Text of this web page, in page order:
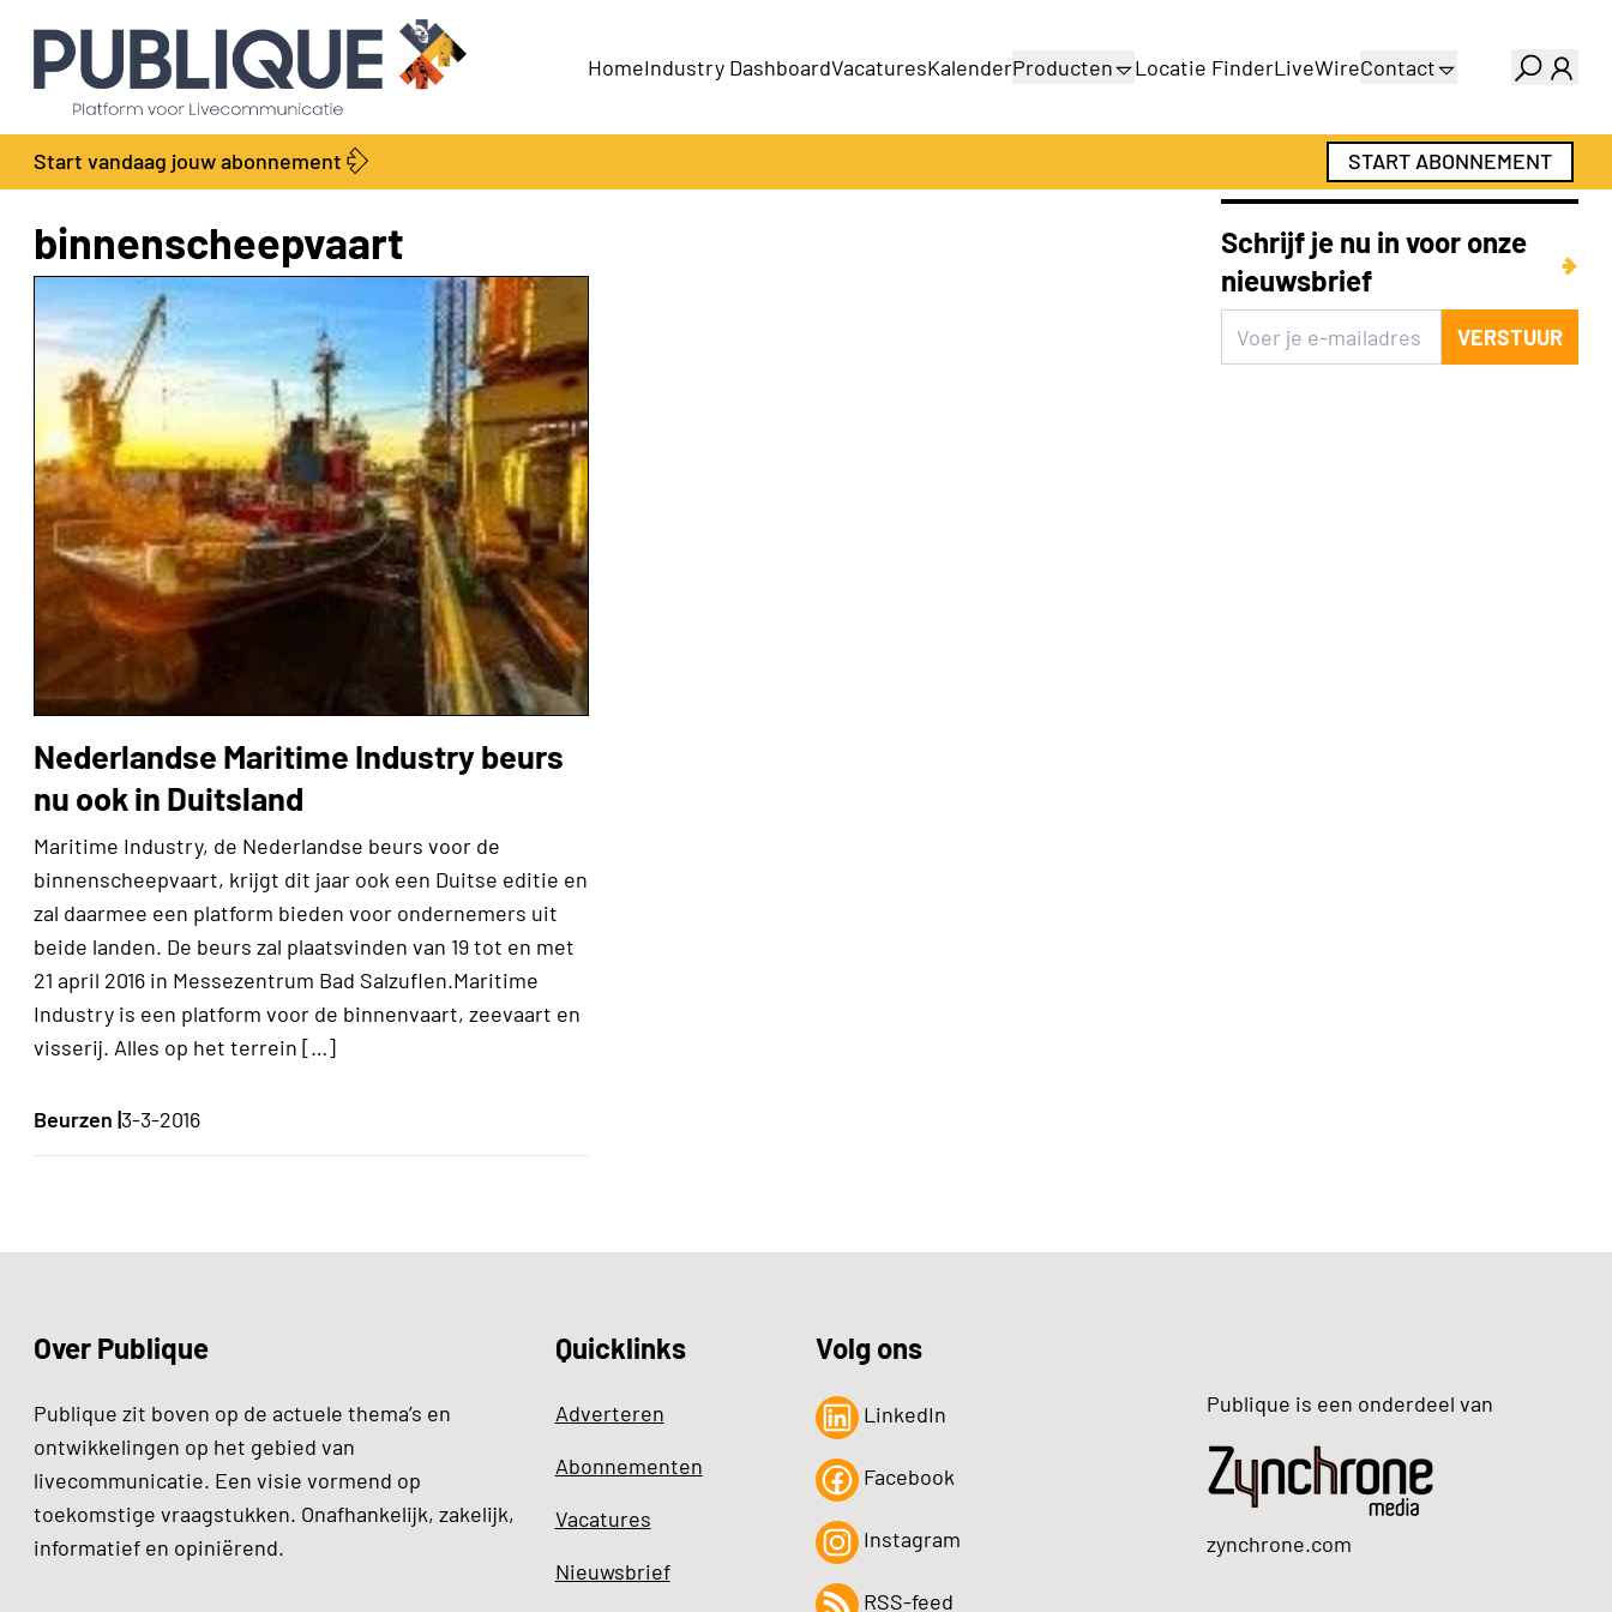
HomeIndustry DashboardVacaturesKalenderProducten
Productengids
Locatie FinderLiveWireContact
Adverteren
Abonnementen
Start vandaag jouw abonnement START ABONNEMENT
binnenscheepvaart
Nederlandse Maritime Industry beurs
nu ook in Duitsland
Maritime Industry, de Nederlandse beurs voor de
binnenscheepvaart, krijgt dit jaar ook een Duitse editie en
zal daarmee een platform bieden voor ondernemers uit
beide landen. De beurs zal plaatsvinden van 19 tot en met
21 april 2016 in Messezentrum Bad Salzuflen.Maritime
Industry is een platform voor de binnenvaart, zeevaart en
visserij. Alles op het terrein […]
Beurzen |3-3-2016
Schrijf je nu in voor onze
nieuwsbrief
VERSTUUR
Over Publique
Publique zit boven op de actuele thema’s en
ontwikkelingen op het gebied van
livecommunicatie. Een visie vormend op
toekomstige vraagstukken. Onafhankelijk, zakelijk,
informatief en opiniërend.
Quicklinks
Adverteren
Abonnementen
Vacatures
Nieuwsbrief
Volg ons
LinkedIn
Facebook
Instagram
RSS-feed
Publique is een onderdeel van
zynchrone.com